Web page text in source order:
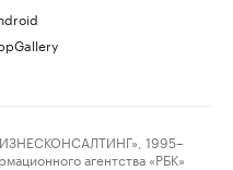
1995–
агентства «РБК»